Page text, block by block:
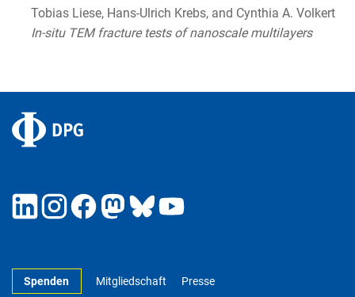
Tobias Liese, Hans-Ulrich Krebs, and Cynthia A. Volkert
In-situ TEM fracture tests of nanoscale multilayers
Spenden Mitgliedschaft Presse